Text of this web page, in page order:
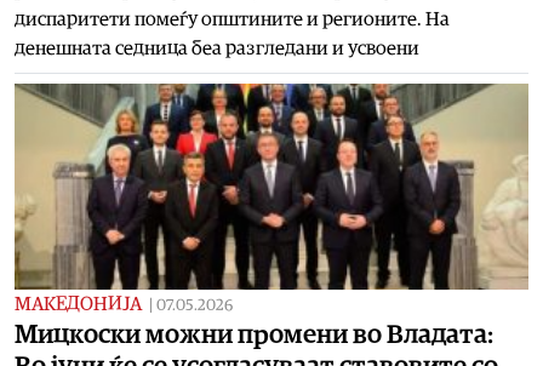
диспаритети помеѓу општините и регионите. На
денешната седница беа разгледани и усвоени
МАКЕДОНИЈА 07.05.2026
Мицкоски можни промени во Владата: